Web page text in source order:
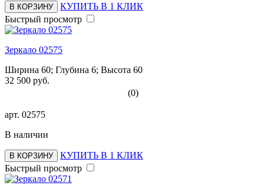
В КОРЗИНУ
КУПИТЬ В 1 КЛИК
Быстрый просмотр
Зеркало 02575
Ширина 60; Глубина 6; Высота 60
32 500 руб.
(0)
арт. 02575
В наличии
В КОРЗИНУ
КУПИТЬ В 1 КЛИК
Быстрый просмотр